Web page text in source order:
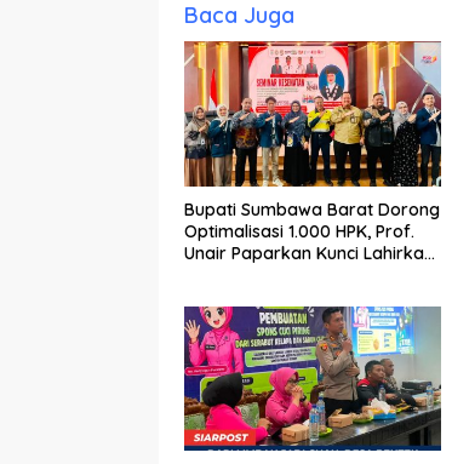
Baca Juga
Bupati Sumbawa Barat Dorong
Optimalisasi 1.000 HPK, Prof.
Unair Paparkan Kunci Lahirkan